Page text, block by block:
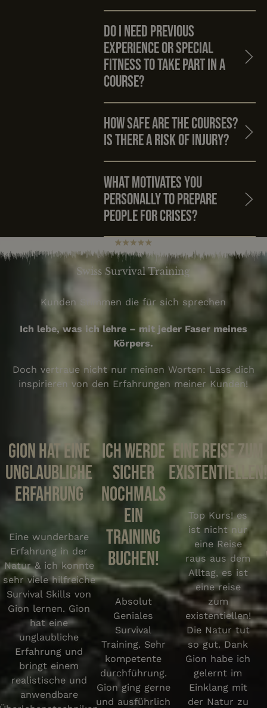
Do I need previous
experience or special
fitness to take part in a
course?
How safe are the courses?
Is there a risk of injury?
What motivates you
personally to prepare
people for crises?
Swiss Survival Training
Kunden Stimmen die für sich sprechen
Ich lebe, was ich lehre – mit jeder Faser meines
Körpers.
Doch vertraue nicht nur meinen Worten: Lass dich
inspirieren von den Erfahrungen meiner Kunden!
Gion hat eine
unglaubliche
Erfahrung
Eine wunderbare
Erfahrung in der
Natur & ich konnte
sehr viele hilfreiche
Survival Skills von
Gion lernen. Gion
hat eine
unglaubliche
Erfahrung und
bringt einem
realistische und
anwendbare
Ich werde
sicher
nochmals
ein
Training
buchen!
Absolut
Geniales
Survival
Training. Sehr
kompetente
durchführung.
Gion ging gerne
und ausführlich
Eine Reise zum
existentiellen!
Top Kurs! es
ist nicht nur
eine Reise
raus aus dem
Alltag, es ist
eine reise
zum
existentiellen!
Die Natur tut
so gut. Dank
Gion habe ich
gelernt im
Einklang mit
der Natur zu